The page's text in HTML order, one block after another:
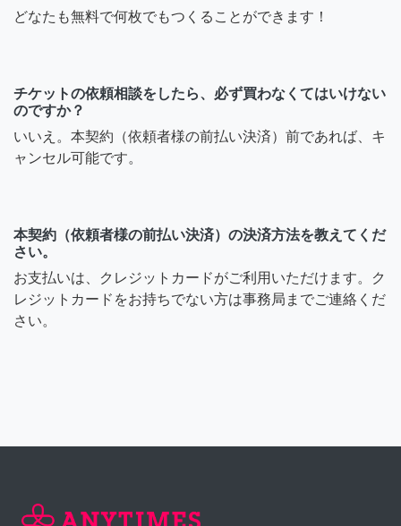
どなたも無料で何枚でもつくることができます！
チケットの依頼相談をしたら、必ず買わなくてはいけない
のですか？
いいえ。本契約（依頼者様の前払い決済）前であれば、キ
ャンセル可能です。
本契約（依頼者様の前払い決済）の決済方法を教えてくだ
さい。
お支払いは、クレジットカードがご利用いただけます。ク
レジットカードをお持ちでない方は事務局までご連絡くだ
さい。